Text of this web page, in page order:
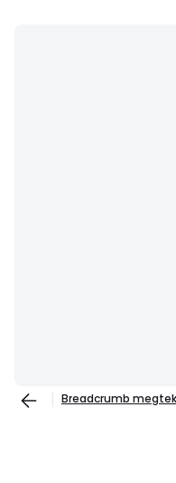
Breadcrumb